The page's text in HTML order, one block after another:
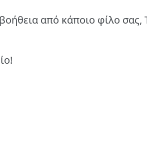
από κάποιο φίλο σας,